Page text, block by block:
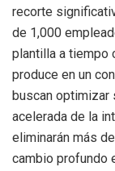
recorte
de 1,000
plantilla a tiempo
produce en un
buscan optimizar
acelerada de la
eliminarán más
cambio profundo